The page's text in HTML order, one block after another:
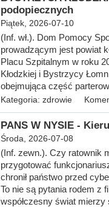
podopiecznych
Piątek, 2026-07-10
(Inf. wł.). Dom Pomocy
prowadzącym jest powiat
Placu Szpitalnym w roku
Kłodzkiej i Bystrzycy
obejmująca część
Kategoria: zdrowie
PANS W NYSIE -
Środa, 2026-07-08
(Inf. zewn.). Czy ratownik
przygotować
chronił państwo przed
To nie są pytania rodem z
współczesny świat mierzy